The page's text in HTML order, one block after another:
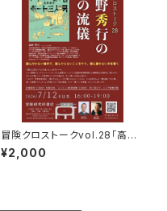
冒険クロストークvol.28「高野
秀行の旅の流儀」録画視聴権
¥2,000